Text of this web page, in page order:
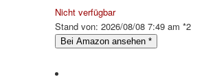
Nicht verfügbar
Stand von: 2026/08/08 7:49 am *2
Bei Amazon ansehen *